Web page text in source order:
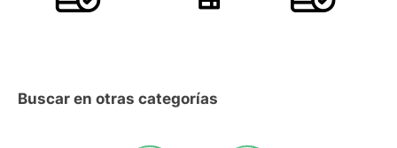
Buscar en otras categorías